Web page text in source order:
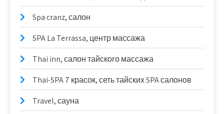
Spa cranz, салон
SPA La Terrassa, центр массажа
Thai inn, салон тайского массажа
Thai-SPA 7 красок, сеть тайских SPA салонов
Travel, сауна